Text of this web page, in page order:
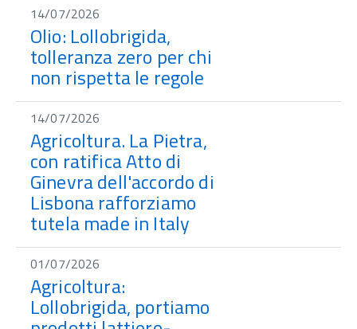
14/07/2026
Olio: Lollobrigida,
tolleranza zero per chi
non rispetta le regole
14/07/2026
Agricoltura. La Pietra,
con ratifica Atto di
Ginevra dell'accordo di
Lisbona rafforziamo
tutela made in Italy
01/07/2026
Agricoltura:
Lollobrigida, portiamo